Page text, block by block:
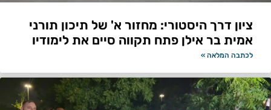
ציון דרך היסטורי: מחזור א' של תיכון תורני
אמית בר אילן פתח תקווה סיים את לימודיו
לכתבה המלאה »